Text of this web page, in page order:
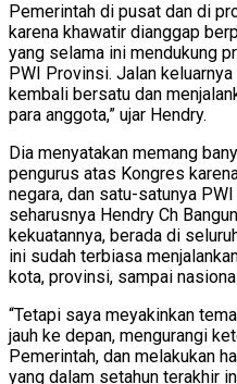
Pemerintah di pusat dan di
karena khawatir dianggap
yang selama ini mendukung
PWI Provinsi. Jalan
kembali bersatu dan
para anggota,” ujar Hendry.
Dia menyatakan memang
pengurus atas Kongres
negara, dan satu-satunya
seharusnya Hendry Ch
kekuatannya, berada di
ini sudah terbiasa
kota, provinsi, sampai
“Tetapi saya meyakinkan
jauh ke depan, mengurangi
Pemerintah, dan melakukan
yang dalam setahun terakhir